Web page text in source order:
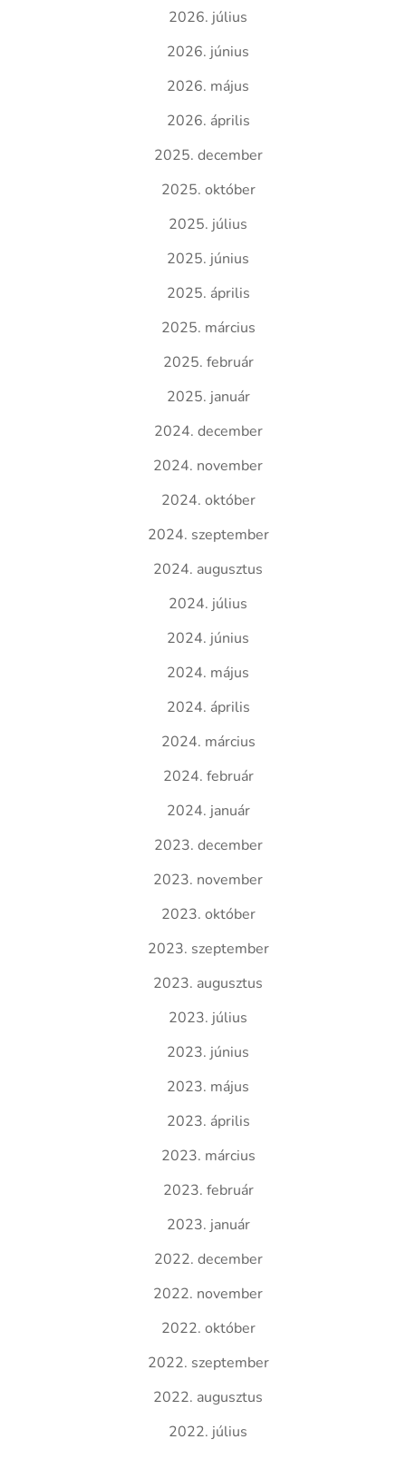
2026. július
2026. június
2026. május
2026. április
2025. december
2025. október
2025. július
2025. június
2025. április
2025. március
2025. február
2025. január
2024. december
2024. november
2024. október
2024. szeptember
2024. augusztus
2024. július
2024. június
2024. május
2024. április
2024. március
2024. február
2024. január
2023. december
2023. november
2023. október
2023. szeptember
2023. augusztus
2023. július
2023. június
2023. május
2023. április
2023. március
2023. február
2023. január
2022. december
2022. november
2022. október
2022. szeptember
2022. augusztus
2022. július